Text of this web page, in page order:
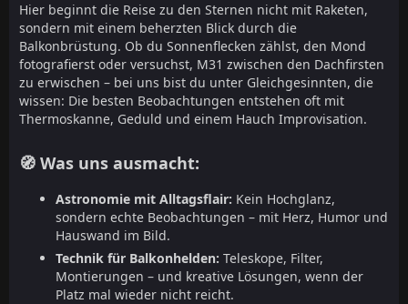
Hier beginnt die Reise zu den Sternen nicht mit Raketen,
sondern mit einem beherzten Blick durch die
Balkonbrüstung. Ob du Sonnenflecken zählst, den Mond
fotografierst oder versuchst, M31 zwischen den Dachfirsten
zu erwischen – bei uns bist du unter Gleichgesinnten, die
wissen: Die besten Beobachtungen entstehen oft mit
Thermoskanne, Geduld und einem Hauch Improvisation.
🧭 Was uns ausmacht:
Astronomie mit Alltagsflair: Kein Hochglanz,
sondern echte Beobachtungen – mit Herz, Humor und
Hauswand im Bild.
Technik für Balkonhelden: Teleskope, Filter,
Montierungen – und kreative Lösungen, wenn der
Platz mal wieder nicht reicht.